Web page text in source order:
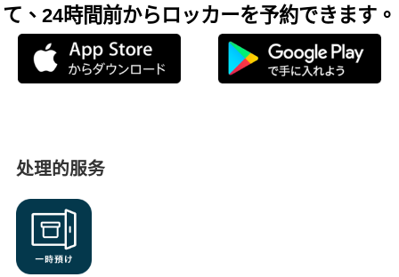
て、24時間前からロッカーを予約できます。
处理的服务